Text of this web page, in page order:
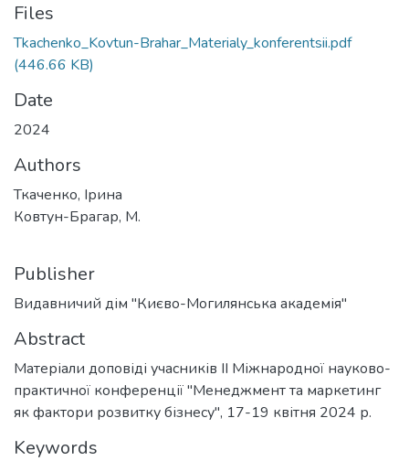
Files
Tkachenko_Kovtun-Brahar_Materialy_konferentsii.pdf
(446.66 KB)
Date
2024
Authors
Ткаченко, Ірина
Ковтун-Брагар, М.
Publisher
Видавничий дім "Києво-Могилянська академія"
Abstract
Матеріали доповіді учасників ІІ Міжнародної науково-
практичної конференції "Менеджмент та маркетинг
як фактори розвитку бізнесу", 17-19 квітня 2024 р.
Keywords